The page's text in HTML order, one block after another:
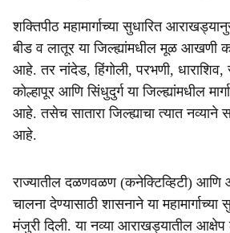
शक्तिपीठ महामार्गाच्या सुधारित
बीड व लातूर या जिल्ह्यांमधील मूळ आखणी
आहे. तर नांदेड, हिंगोली, परभणी, धाराशिव,
कोल्हापूर आणि सिंधुदुर्ग या जिल्ह्यांमधील
आहे. तसेच सातारा जिल्ह्याचा त्यात
आहे.
राज्यातील दळणवळण (कनेक्टिव्हिटी) आणि
चालना देण्यासाठी शासनाने या
मंजुरी दिली. या नव्या आराखड्यातील